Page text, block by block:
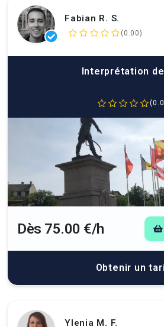
Fabian R. S.
(0.00)
Interprétation
Dès 75.00 €/h
Obtenir un
Ylenia M. F.